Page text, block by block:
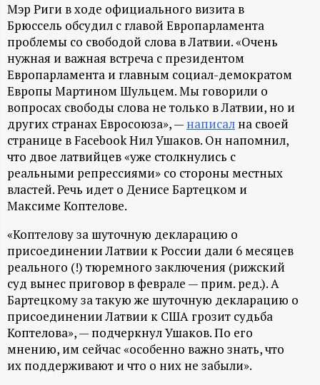
-
и
н
ф
о
р
м
а
ц
и
о
Мэр Риги в ходе официального визита в
Брюссель обсудил с главой Европарламента
проблемы со свободой слова в Латвии. «Очень
нужная и важная встреча с президентом
Европарламента и главным социал-демократом
Европы Мартином Шульцем. Мы говорили о
вопросах свободы слова не только в Латвии, но и
других странах Евросоюза», — написал на своей
странице в Facebook Нил Ушаков. Он напомнил,
что двое латвийцев «уже столкнулись с
реальными репрессиями» со стороны местных
властей. Речь идет о Денисе Бартецком и
Максиме Коптелове.
«Коптелову за шуточную декларацию о
присоединении Латвии к России дали 6 месяцев
реального (!) тюремного заключения (рижский
суд вынес приговор в феврале — прим. ред.). А
Бартецкому за такую же шуточную декларацию о
присоединении Латвии к США грозит судьба
Коптелова», — подчеркнул Ушаков. По его
мнению, им сейчас «особенно важно знать, что
их поддерживают и что о них не забыли».